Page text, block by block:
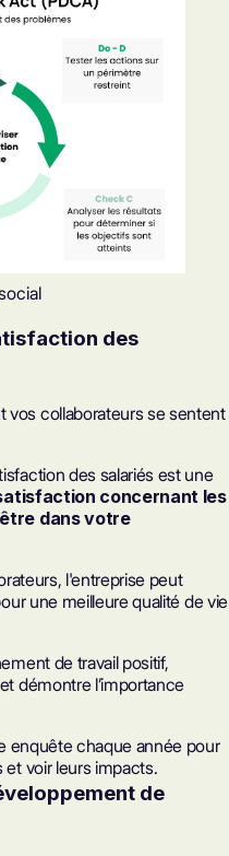
des
vos collaborateurs se sentent
des salariés est une
concernant les
dans votre
l'entreprise peut
une meilleure qualité de vie
de travail positif,
démontre l’importance
enquête chaque année pour
voir leurs impacts.
de